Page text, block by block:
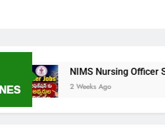
NIMS Nursing Officer Shortlisted
2 Weeks Ago